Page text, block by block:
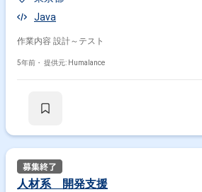
Java
作業内容 設計～テスト
5年前・ 提供元: Humalance
人材系 開発支援